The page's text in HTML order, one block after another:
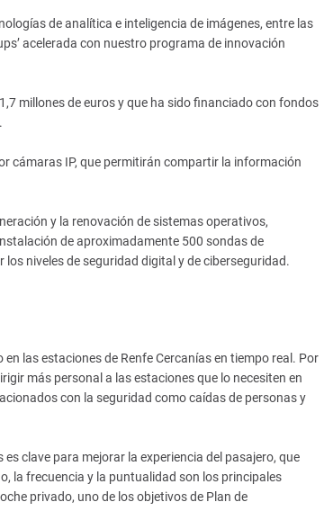
de analítica e inteligencia de imágenes, entre las
acelerada con nuestro programa de innovación
millones de euros y que ha sido financiado con fondos
cámaras IP, que permitirán compartir la información
y la renovación de sistemas operativos,
de aproximadamente 500 sondas de
niveles de seguridad digital y de ciberseguridad.
las estaciones de Renfe Cercanías en tiempo real. Por
más personal a las estaciones que lo necesiten en
con la seguridad como caídas de personas y
clave para mejorar la experiencia del pasajero, que
la frecuencia y la puntualidad son los principales
privado, uno de los objetivos de Plan de